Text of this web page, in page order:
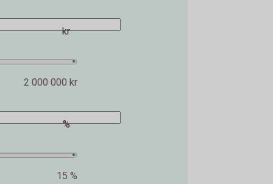
2 000 000 kr
kr
15 %
%